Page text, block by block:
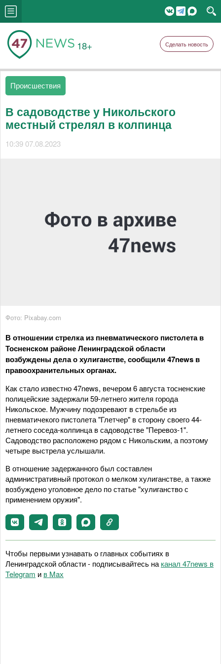
18+ Сделать новость
Происшествия
В садоводстве у Никольского
местный стрелял в колпинца
10:39 07.08.2023
Фото: Pixabay.com
В отношении стрелка из пневматического пистолета в
Тосненском районе Ленинградской области
возбуждены дела о хулиганстве, сообщили 47news в
правоохранительных органах.
Как стало известно 47news, вечером 6 августа тосненские
полицейские задержали 59-летнего жителя города
Никольское. Мужчину подозревают в стрельбе из
пневматичекого пистолета "Глетчер" в сторону своего 44-
летнего соседа-колпинца в садоводстве "Перевоз-1".
Садоводство расположено рядом с Никольским, а поэтому
четыре выстрела услышали.
В отношение задержанного был составлен
административный протокол о мелком хулиганстве, а также
возбуждено уголовное дело по статье "хулиганство с
применением оружия".
Чтобы первыми узнавать о главных событиях в
Ленинградской области - подписывайтесь на канал 47news в
Telegram и в Maх